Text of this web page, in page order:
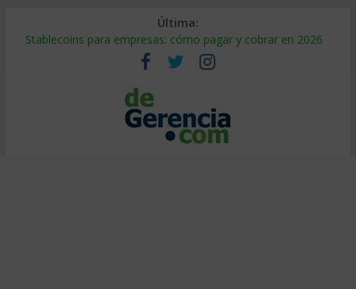
Última:
Stablecoins para empresas: cómo pagar y cobrar en 2026
Despido silencioso: qué es y por qué sale tan caro
IA en selección de personal: cómo auditarla a tiempo
Trabajo forzoso en la cadena de suministro: qué hacer
Mercado hispano de EE. UU.: cómo segmentarlo y venderle